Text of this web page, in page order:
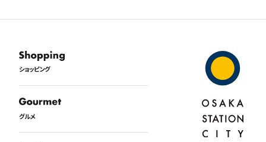
ショッピング
グルメ